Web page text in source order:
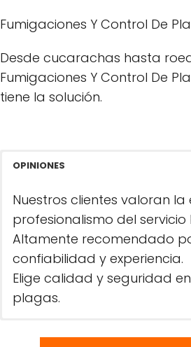
Fumigaciones Y Control De
Desde cucarachas hasta
Fumigaciones Y Control De
tiene la solución.
OPINIONES
Nuestros clientes valoran
profesionalismo del
Altamente recomendado
confiabilidad y experiencia.
Elige calidad y seguridad
plagas.